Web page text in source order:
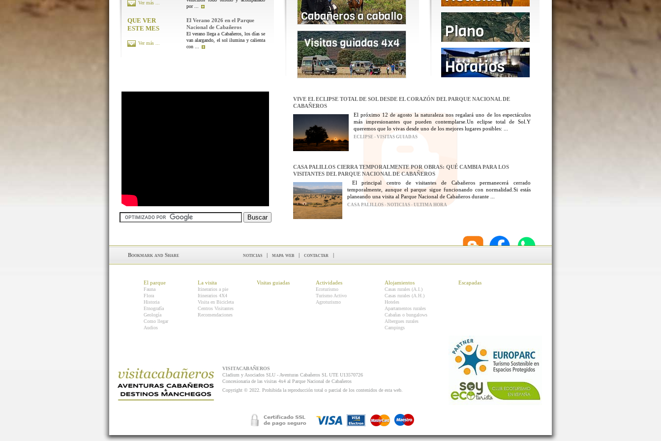
por ...
Ver más ...
QUE VER
ESTE MES
El Verano 2026 en el Parque
Nacional de Cabañeros
El verano llega a Cabañeros, los días se
van alargando, el sol ilumina y calienta
con ...
Ver más ...
VIVE EL ECLIPSE TOTAL DE SOL DESDE EL CORAZÓN DEL PARQUE NACIONAL DE
CABAÑEROS
El próximo 12 de agosto la naturaleza nos regalará uno de los espectáculos
más impresionantes que pueden contemplarse.Un eclipse total de Sol.Y
queremos que lo vivas desde uno de los mejores lugares posibles: ...
ECLIPSE - VISITAS GUIADAS
CASA PALILLOS CIERRA TEMPORALMENTE POR OBRAS: QUÉ CAMBIA PARA LOS
VISITANTES DEL PARQUE NACIONAL DE CABAÑEROS
El principal centro de visitantes de Cabañeros permanecerá cerrado
temporalmente, aunque el parque sigue funcionando con normalidad.Si estás
planeando una visita al Parque Nacional de Cabañeros durante ...
CASA PALILLOS - NOTICIAS - ULTIMA HORA
noticias | mapa web | contactar |
El parque
Fauna
Flora
Historia
Etnografía
Geología
Como llegar
Audios
La visita
Itinerarios a pie
Itinerarios 4X4
Visita en Bicicleta
Centros Visitantes
Recomendaciones
Visitas guiadas Actividades
Ecoturismo
Turismo Activo
Agroturismo
Alojamientos
Casas rurales (A.I.)
Casas rurales (A.H.)
Hoteles
Apartamentos rurales
Cabañas o bungalows
Albergues rurales
Campings
Escapadas
VISITACABAÑEROS
Cladium y Asociados SLU - Aventuras Cabañeros SL UTE U13570726
Concesionaria de las visitas 4x4 al Parque Nacional de Cabañeros
Copyright © 2022. Prohibida la reproducción total o parcial de los contenidos de esta web.